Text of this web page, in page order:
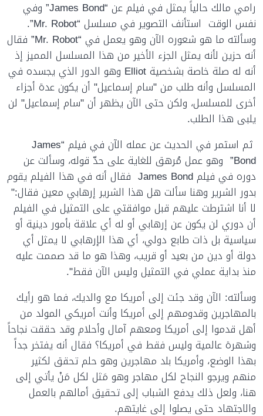
رامي مالك حالياً يمثل في فيلم عن “James Bond”
وفي
نفس الوقت استأنف التصوير في مسلسل “Mr. Robot”
.
وسألته ما هو شعوره الآن وهو يعمل في “Mr. Robot”
فقال
أنه حزين لأنه يمثل الجزء الأخير من هذا المسلسل المميز إذ
أنه له صلة خاصة بشخصيةElliot وهو الدور الذي يجسده في
المسلسل وأنه طلب من "سام إسماعيل" أن يكون عدة أجزاء
أخرى للمسلسل، ولكن حتى الآن يظهر أن "سام إسماعيل" لن
يلبى هذا الطلب.
ثم استمر في الحديث عن عمله الآن في فيلم “James
Bond”
وهو عمل مُرهق للغاية على حدّ قوله، وسألت عن
دوره في فيلمJames Bond فقال أنه في هذا الفيلم يقوم
بدور الشرير وهنا سألت هل هذا الشرير إرهابي معين فقال:"
لا أنا اشترطت عليهم قبل موافقتي على التمثيل في الفيلم
أن دوري لن يكون عن إرهابي أو له أي علاقة بأمور دينية أو
سياسية بل ذات طابع دولي، أي هذا الإرهابي لا يمثل أي
دولة أو دين من بعيد أو قريب، وهذا هو ما قد صممت عليه
منذ بداية عملي في التمثيل وليس الآن فقط".
وسألته: الآن وقد جئت إلى أمريكا مع والديك، فما هو رأيك
بالمهاجرين وقدومهم إلى أمريكا وأنت أمريكي المولد من
أهل قدموا إلى أمريكا ومعهم آمال وأحلام وقد حققت نجاحاً
وشهرة عالمية وليس فقط في أمريكا؟ فقال أنه يفتخر جداً
بهذا الوضع، وأمريكا بلد مهاجرين وهو حلم تحقق لكثير
منهم ويرجو النجاح لكل مهاجر وهو مَثل لكل مَنْ يأتي إلى
هنا، ولعل ذلك يدفع الشباب إلى تحقيق أمالهم بالعمل
والاجتهاد حتى يصلوا إلى غايتهم.